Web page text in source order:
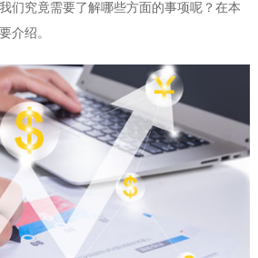
们究竟需要了解哪些方面的事项呢？在本
介绍。